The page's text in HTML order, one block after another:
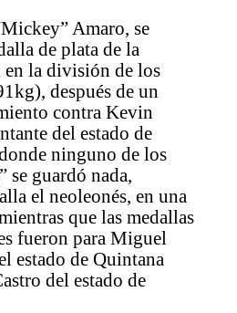
Amaro, se
de plata de la
la división de los
después de un
contra Kevin
del estado de
ninguno de los
se guardó nada,
el neoleonés, en una
que las medallas
fueron para Miguel
estado de Quintana
del estado de